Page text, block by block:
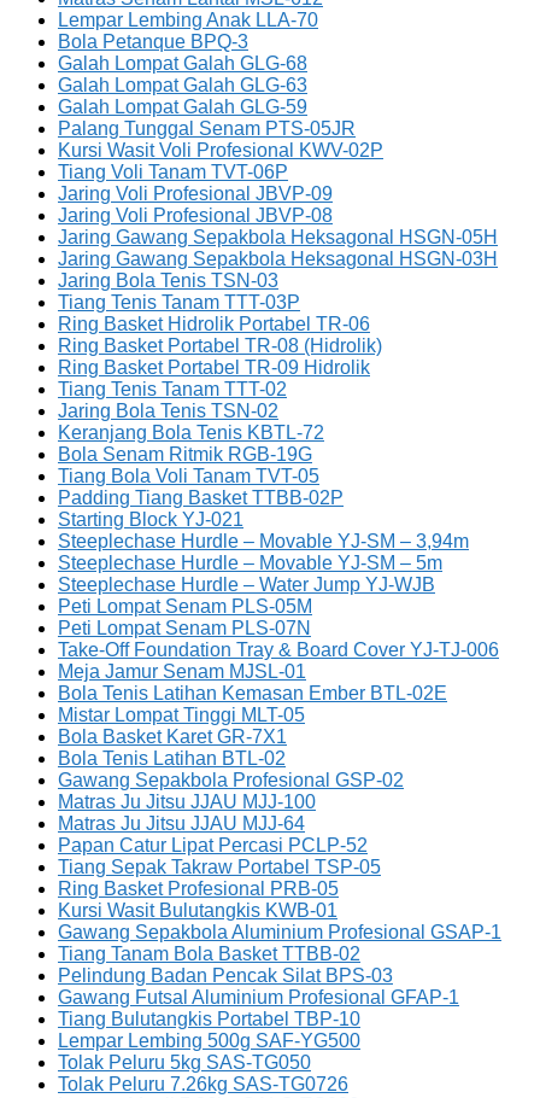
Lempar Lembing Anak LLA-70
Bola Petanque BPQ-3
Galah Lompat Galah GLG-68
Galah Lompat Galah GLG-63
Galah Lompat Galah GLG-59
Palang Tunggal Senam PTS-05JR
Kursi Wasit Voli Profesional KWV-02P
Tiang Voli Tanam TVT-06P
Jaring Voli Profesional JBVP-09
Jaring Voli Profesional JBVP-08
Jaring Gawang Sepakbola Heksagonal HSGN-05H
Jaring Gawang Sepakbola Heksagonal HSGN-03H
Jaring Bola Tenis TSN-03
Tiang Tenis Tanam TTT-03P
Ring Basket Hidrolik Portabel TR-06
Ring Basket Portabel TR-08 (Hidrolik)
Ring Basket Portabel TR-09 Hidrolik
Tiang Tenis Tanam TTT-02
Jaring Bola Tenis TSN-02
Keranjang Bola Tenis KBTL-72
Bola Senam Ritmik RGB-19G
Tiang Bola Voli Tanam TVT-05
Padding Tiang Basket TTBB-02P
Starting Block YJ-021
Steeplechase Hurdle – Movable YJ-SM – 3,94m
Steeplechase Hurdle – Movable YJ-SM – 5m
Steeplechase Hurdle – Water Jump YJ-WJB
Peti Lompat Senam PLS-05M
Peti Lompat Senam PLS-07N
Take-Off Foundation Tray & Board Cover YJ-TJ-006
Meja Jamur Senam MJSL-01
Bola Tenis Latihan Kemasan Ember BTL-02E
Mistar Lompat Tinggi MLT-05
Bola Basket Karet GR-7X1
Bola Tenis Latihan BTL-02
Gawang Sepakbola Profesional GSP-02
Matras Ju Jitsu JJAU MJJ-100
Matras Ju Jitsu JJAU MJJ-64
Papan Catur Lipat Percasi PCLP-52
Tiang Sepak Takraw Portabel TSP-05
Ring Basket Profesional PRB-05
Kursi Wasit Bulutangkis KWB-01
Gawang Sepakbola Aluminium Profesional GSAP-1
Tiang Tanam Bola Basket TTBB-02
Pelindung Badan Pencak Silat BPS-03
Gawang Futsal Aluminium Profesional GFAP-1
Tiang Bulutangkis Portabel TBP-10
Lempar Lembing 500g SAF-YG500
Tolak Peluru 5kg SAS-TG050
Tolak Peluru 7.26kg SAS-TG0726